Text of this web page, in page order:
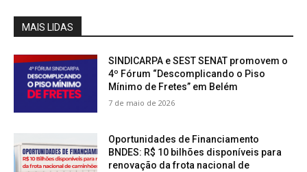
MAIS LIDAS
SINDICARPA e SEST SENAT promovem o
4º Fórum “Descomplicando o Piso
Mínimo de Fretes” em Belém
7 de maio de 2026
Oportunidades de Financiamento
BNDES: R$ 10 bilhões disponíveis para
renovação da frota nacional de